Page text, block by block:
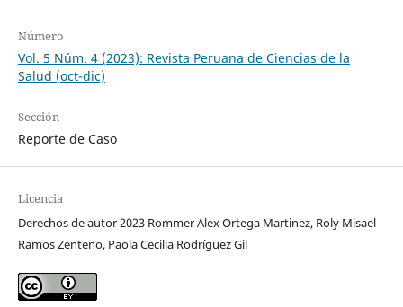
Número
Vol. 5 Núm. 4 (2023): Revista Peruana de Ciencias de la
Salud (oct-dic)
Sección
Reporte de Caso
Licencia
Derechos de autor 2023 Rommer Alex Ortega Martinez, Roly Misael
Ramos Zenteno, Paola Cecilia Rodríguez Gil